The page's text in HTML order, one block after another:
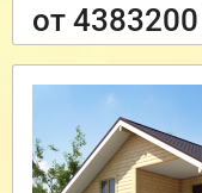
от 4383200